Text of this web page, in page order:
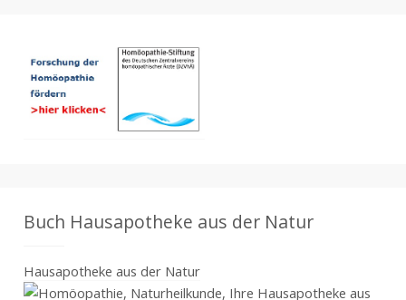
Buch Hausapotheke aus der Natur
Hausapotheke aus der Natur